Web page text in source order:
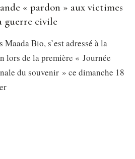
« pardon » aux victimes
guerre civile
Maada Bio, s’est adressé à la
lors de la première « Journée
du souvenir » ce dimanche 18